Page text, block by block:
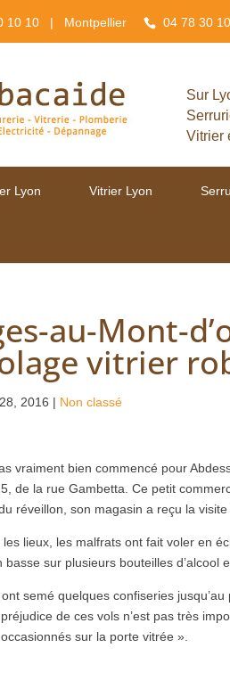
10 10 | Montpellier 04 78 30
Sur
Vitrier
Lyon Vitrier Lyon
au-Mont-
vitrier
2016 | Non classé
vraiment bien commencé pour
de la rue Gambetta. Ce petit
réveillon, son magasin a reçu la visite
lieux, les malfrats ont fait voler en
basse sur plusieurs bouteilles d’alcool
semé quelques confiseries
de ces vols n’est pas très
sur la porte vitrée ».